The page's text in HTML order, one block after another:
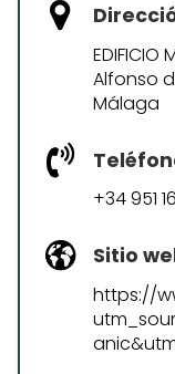
EDIFICIO
Alfonso
Málaga
+34 951
Sitio
https://